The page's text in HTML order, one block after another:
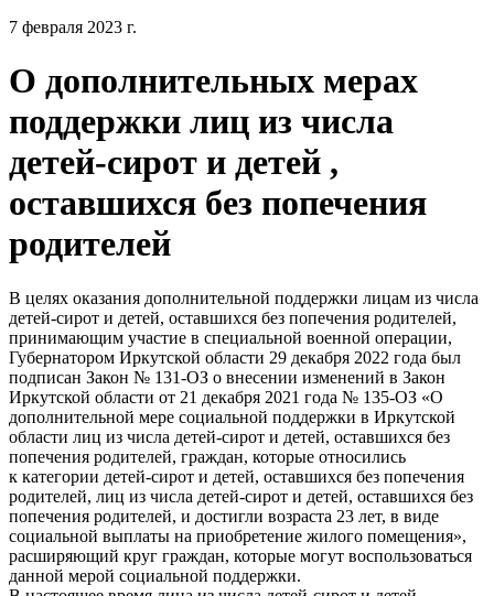
7 февраля 2023 г.
О дополнительных мерах
поддержки лиц из числа
детей-сирот и детей ,
оставшихся без попечения
родителей
В целях оказания дополнительной поддержки лицам из числа
детей-сирот и детей, оставшихся без попечения родителей,
принимающим участие в специальной военной операции,
Губернатором Иркутской области 29 декабря 2022 года был
подписан Закон № 131-ОЗ о внесении изменений в Закон
Иркутской области от 21 декабря 2021 года № 135-ОЗ «О
дополнительной мере социальной поддержки в Иркутской
области лиц из числа детей-сирот и детей, оставшихся без
попечения родителей, граждан, которые относились
к категории детей-сирот и детей, оставшихся без попечения
родителей, лиц из числа детей-сирот и детей, оставшихся без
попечения родителей, и достигли возраста 23 лет, в виде
социальной выплаты на приобретение жилого помещения»,
расширяющий круг граждан, которые могут воспользоваться
данной мерой социальной поддержки.